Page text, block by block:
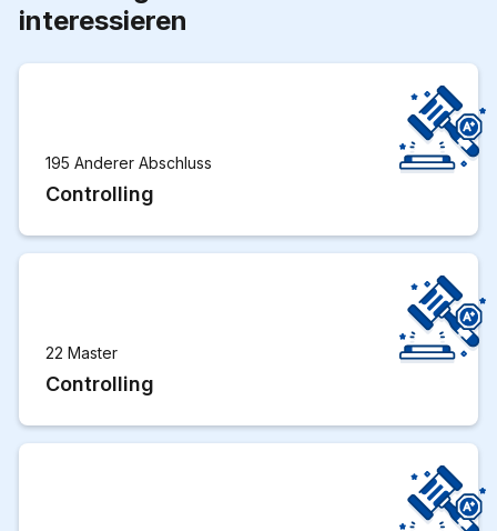
interessieren
195 Anderer Abschluss
Controlling
22 Master
Controlling